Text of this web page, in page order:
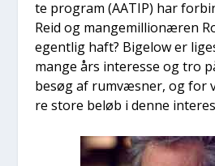
te pro­gram (AATIP) har
Reid og man­ge­mil­li­o­næ­ren
egent­lig haft? Bige­low er
man­ge års inter­es­se og tro
besøg af rumvæs­ner, og for
re sto­re beløb i den­ne